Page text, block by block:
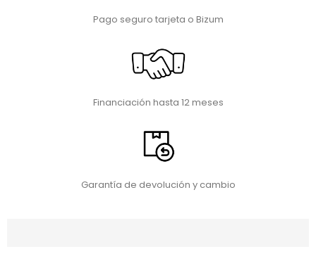
Pago seguro tarjeta o Bizum
Financiación hasta 12 meses
Garantía de devolución y cambio